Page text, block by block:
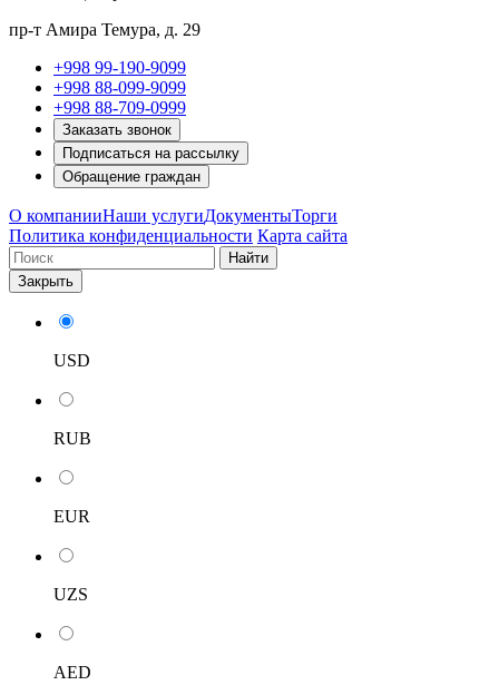
пр-т Амира Темура, д. 29
+998 99-190-9099
+998 88-099-9099
+998 88-709-0999
Заказать звонок
Подписаться на рассылку
Обращение граждан
О компанииНаши услугиДокументыТорги
Политика конфиденциальности Карта сайта
Найти
Закрыть
USD
RUB
EUR
UZS
AED